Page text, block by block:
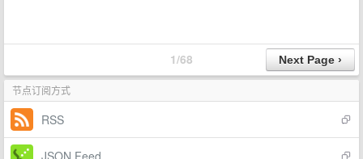
1/68
节点订阅方式
RSS
JSON Feed